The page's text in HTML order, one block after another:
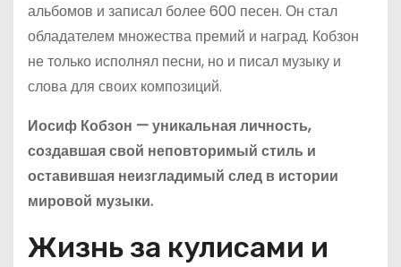
альбомов и записал более 600 песен. Он стал
обладателем множества премий и наград. Кобзон
не только исполнял песни, но и писал музыку и
слова для своих композиций.
Иосиф Кобзон — уникальная личность,
создавшая свой неповторимый стиль и
оставившая неизгладимый след в истории
мировой музыки.
Жизнь за кулисами и